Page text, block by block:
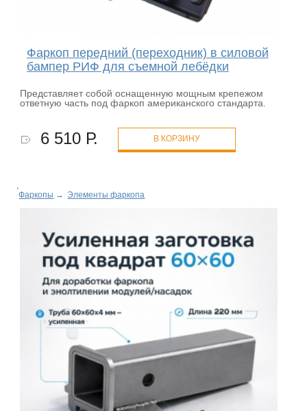
Фаркоп передний (переходник) в силовой
бампер РИФ для съемной лебёдки
Представляет собой оснащенную мощным крепежом
ответную часть под фаркоп американского стандарта.
6 510 Р. В КОРЗИНУ
Фаркопы → Элементы фаркопа